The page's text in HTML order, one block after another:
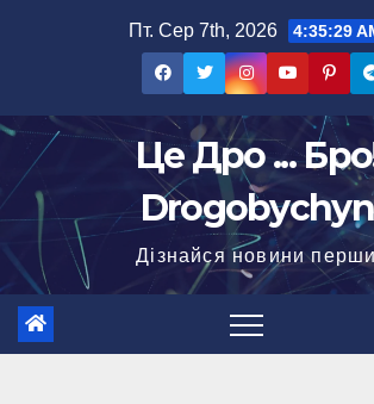
Пт. Сер 7th, 2026 4:35:30
Це Дро ...
Дізнайся новини